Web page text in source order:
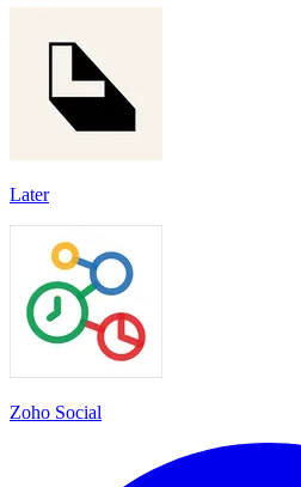
Later
Zoho Social